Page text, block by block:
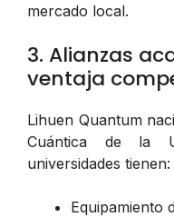
mercado local.
3. Alianzas
ventaja
Lihuen Quantum
Cuántica de la
universidades tienen:
Equipamiento